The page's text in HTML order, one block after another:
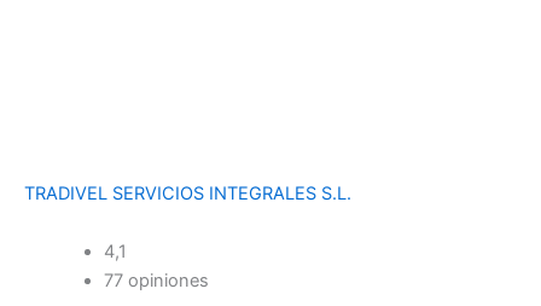
TRADIVEL SERVICIOS INTEGRALES S.L.
4,1
77 opiniones